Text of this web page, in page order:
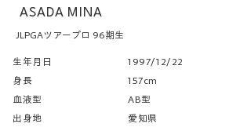
ASADA MINA
JLPGAツアープロ 96期生
生年月日
身長
血液型
出身地
1997/12/22
157cm
AB型
愛知県